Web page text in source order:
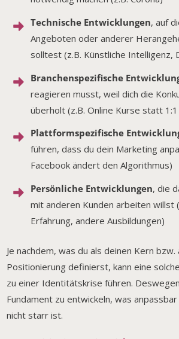
Technische Entwicklungen, auf
Angeboten oder anderer
solltest (z.B. Künstliche Intelligenz,
Branchenspezifische
reagieren musst, weil dich die
überholt (z.B. Online Kurse statt 1:1
Plattformspezifische
führen, dass du dein Marketing
Facebook ändert den Algorithmus)
Persönliche Entwicklungen, die
mit anderen Kunden arbeiten willst
Erfahrung, andere Ausbildungen)
Je nachdem, was du als deinen Kern bzw.
Positionierung definierst, kann eine
zu einer Identitätskrise führen.
Fundament zu entwickeln, was
nicht starr ist.